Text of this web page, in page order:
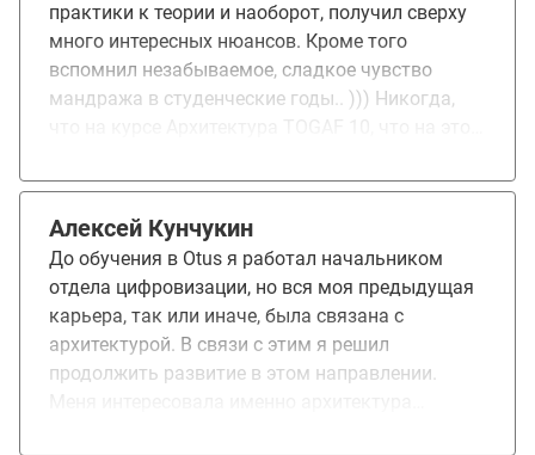
практики к теории и наоборот, получил сверху
много интересных нюансов. Кроме того
вспомнил незабываемое, сладкое чувство
мандража в студенческие годы.. ))) Никогда,
оправдалось у меня, даже близко… Возможно
такой склад ума, такой подход у меня… какая-
то ещё причина (о которой я не не
подозреваю)))), но тем не менее… Смущают?
Да… Почему? Потому что контекстно понимаю
объём работы и видя 1 час на выполнение ДЗ
возникает диссонанс: толи лыжи не едут, то ли
я ……. делаю что-то не так/не так понял и т.д. )))
Алексей Кунчукин
До обучения в Otus я работал начальником
отдела цифровизации, но вся моя предыдущая
карьера, так или иначе, была связана с
архитектурой. В связи с этим я решил
продолжить развитие в этом направлении.